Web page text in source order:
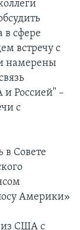
в сфере
встречу с
намерены
Россией" –
с
в Совете
Америки»
из США с